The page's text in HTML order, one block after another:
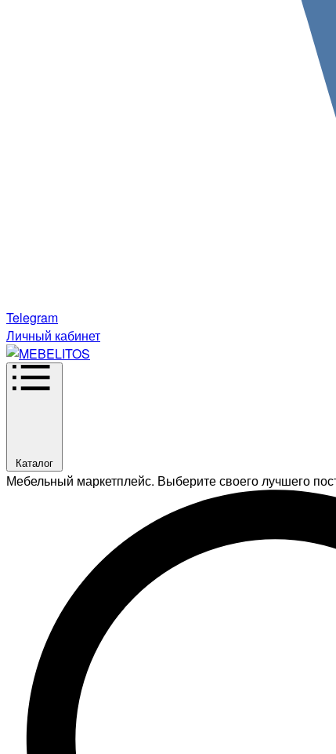
Telegram
Личный кабинет
Каталог
Мебельный маркетплейс. Выберите своего лучшего